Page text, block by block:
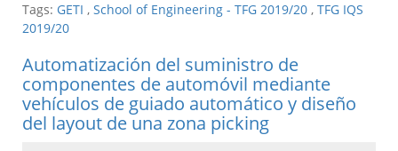
Tags: GETI , School of Engineering - TFG 2019/20 , TFG IQS
2019/20
Automatización del suministro de
componentes de automóvil mediante
vehículos de guiado automático y diseño
del layout de una zona picking